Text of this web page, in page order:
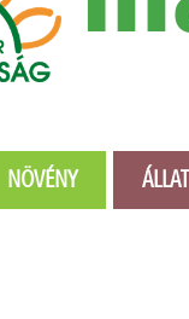
NÖVÉNY ÁLLAT